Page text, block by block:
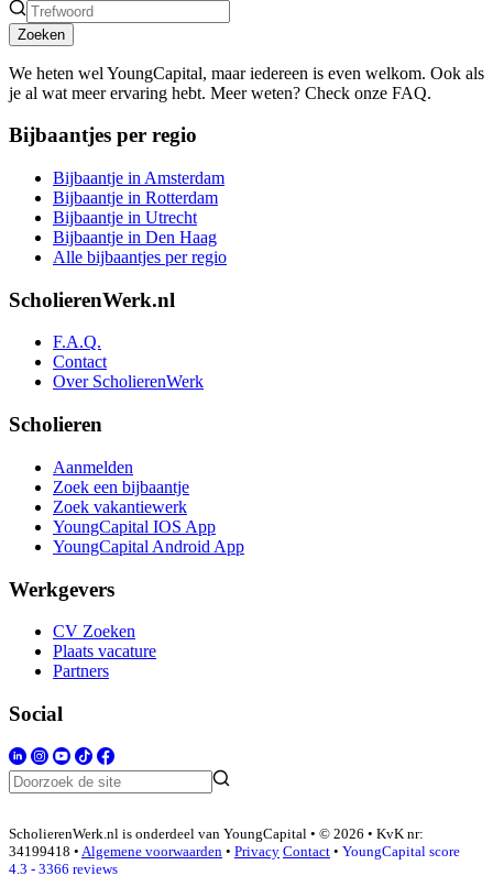
Zoeken
We heten wel YoungCapital, maar iedereen is even welkom. Ook als
je al wat meer ervaring hebt. Meer weten? Check onze FAQ.
Bijbaantjes per regio
Bijbaantje in Amsterdam
Bijbaantje in Rotterdam
Bijbaantje in Utrecht
Bijbaantje in Den Haag
Alle bijbaantjes per regio
ScholierenWerk.nl
F.A.Q.
Contact
Over ScholierenWerk
Scholieren
Aanmelden
Zoek een bijbaantje
Zoek vakantiewerk
YoungCapital IOS App
YoungCapital Android App
Werkgevers
CV Zoeken
Plaats vacature
Partners
Social
ScholierenWerk.nl is onderdeel van YoungCapital • © 2026 • KvK nr:
34199418 • Algemene voorwaarden • Privacy Contact • YoungCapital score
4.3 - 3366 reviews